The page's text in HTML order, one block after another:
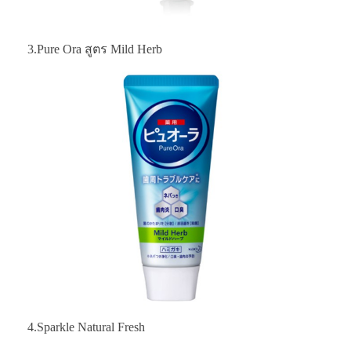
3.Pure Ora สูตร Mild Herb
4.Sparkle Natural Fresh